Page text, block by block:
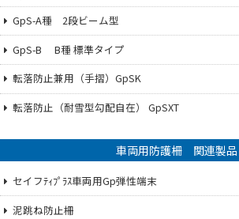
GpS-A種 2段ビーム型
GpS-B B種 標準タイプ
転落防止兼用（手摺）GpSK
転落防止（耐雪型勾配自在） GpSXT
車両用防護柵 関連製品
セイフﾃｨﾌﾟﾗｽ車両用Gp弾性端末
泥跳ね防止柵